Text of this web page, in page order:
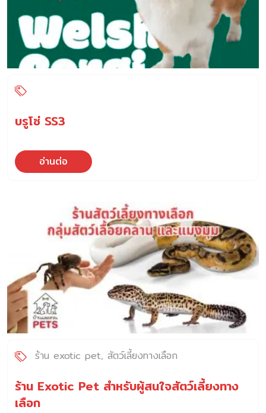
บรูโซ่ SS3
อ่านต่อ
ร้าน exotic pet สัตว์เลี้ยงทางเลือก
ร้าน Exotic Pet สำหรับผู้สนใจสัตว์เลี้ยงทาง
เลือก